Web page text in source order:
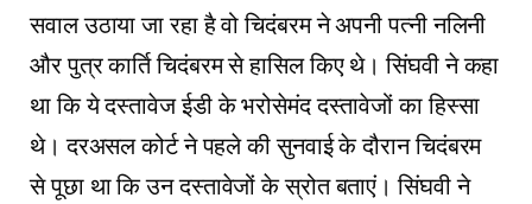
सवाल उठाया जा रहा है वो चिदंबरम ने अपनी पत्नी नलिनी
और पुत्र कार्ति चिदंबरम से हासिल किए थे। सिंघवी ने कहा
था कि ये दस्तावेज ईडी के भरोसेमंद दस्तावेजों का हिस्सा
थे। दरअसल कोर्ट ने पहले की सुनवाई के दौरान चिदंबरम
से पूछा था कि उन दस्तावेजों के स्रोत बताएं। सिंघवी ने